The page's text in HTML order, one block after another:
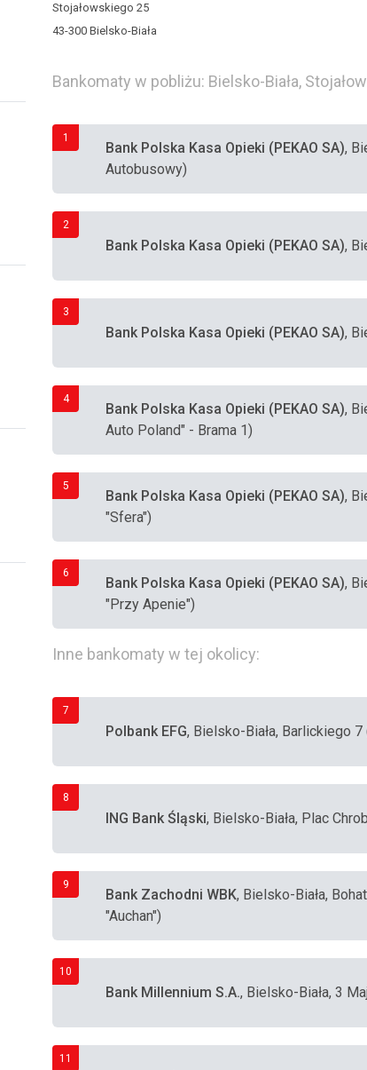
Stojałowskiego 25
43-300 Bielsko-Biała
Bankomaty w pobliżu: Bielsko-Biała,
1
Bank Polska Kasa Opieki (PEKAO SA),
Autobusowy)
2
Bank Polska Kasa Opieki (PEKAO SA),
3
Bank Polska Kasa Opieki (PEKAO SA),
4
Bank Polska Kasa Opieki (PEKAO SA),
Auto Poland" - Brama 1)
5
Bank Polska Kasa Opieki (PEKAO SA),
"Sfera")
6
Bank Polska Kasa Opieki (PEKAO SA),
"Przy Apenie")
Inne bankomaty w tej okolicy:
7
Polbank EFG, Bielsko-Biała, Barlickiego
8
ING Bank Śląski, Bielsko-Biała, Plac
9
Bank Zachodni WBK, Bielsko-Biała,
"Auchan")
10
Bank Millennium S.A., Bielsko-Biała, 3
11